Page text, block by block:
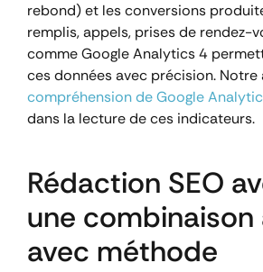
rebond) et les conversions
remplis, appels, prises de rendez-
comme Google Analytics 4
ces données avec précision.
compréhension de Google
dans la lecture de ces indicateurs.
Rédaction SEO
une
avec méthode